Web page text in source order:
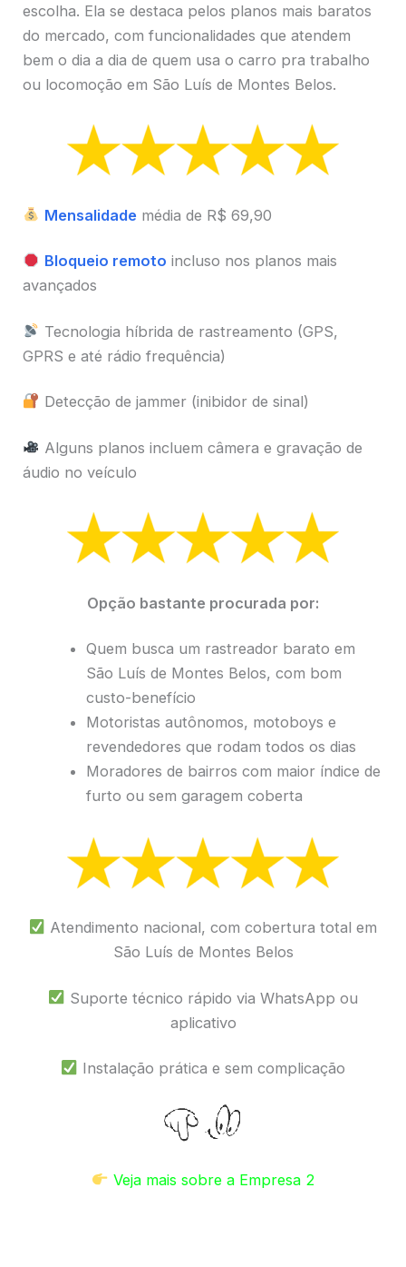
escolha. Ela se destaca pelos planos mais baratos
do mercado, com funcionalidades que atendem
bem o dia a dia de quem usa o carro pra trabalho
ou locomoção em São Luís de Montes Belos.
Mensalidade média de R$ 69,90
Bloqueio remoto incluso nos planos mais
avançados
Tecnologia híbrida de rastreamento (GPS,
GPRS e até rádio frequência)
Detecção de jammer (inibidor de sinal)
Alguns planos incluem câmera e gravação de
áudio no veículo
Opção bastante procurada por:
Quem busca um rastreador barato em
São Luís de Montes Belos, com bom
custo-benefício
Motoristas autônomos, motoboys e
revendedores que rodam todos os dias
Moradores de bairros com maior índice de
furto ou sem garagem coberta
Atendimento nacional, com cobertura total em
São Luís de Montes Belos
Suporte técnico rápido via WhatsApp ou
aplicativo
Instalação prática e sem complicação
Veja mais sobre a Empresa 2